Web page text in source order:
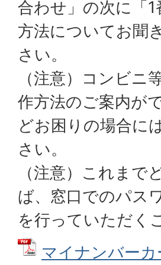
合わせ」の次に「
方法についてお聞
さい。
（注意）コンビ
作方法のご案内が
どお困りの場合に
さい。
（注意）これま
ば、窓口でのパス
を行っていただく
マイナンバー